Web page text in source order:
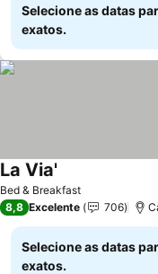
Selecione as datas
exatos.
Bed & Breakfast
La Via'
8,8 Excelente 706
Selecione as datas
exatos.